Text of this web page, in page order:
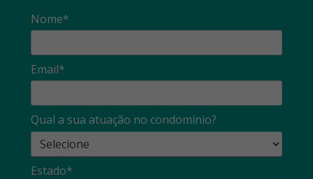
Nome*
Email*
Qual a sua atuação no condomínio?
Estado*